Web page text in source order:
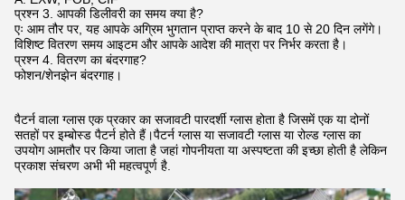
प्रश्न 3. आपकी डिलीवरी का समय क्या है?
एः आम तौर पर, यह आपके अग्रिम भुगतान प्राप्त करने के बाद 10 से 20 दिन लगेंगे।
विशिष्ट वितरण समय आइटम और आपके आदेश की मात्रा पर निर्भर करता है।
प्रश्न 4. वितरण का बंदरगाह?
फोशन/शेनझेन बंदरगाह।
पैटर्न वाला ग्लास एक प्रकार का सजावटी पारदर्शी ग्लास होता है जिसमें एक या दोनों
सतहों पर इम्बोस्ड पैटर्न होते हैं।पैटर्न ग्लास या सजावटी ग्लास या रोल्ड ग्लास का
उपयोग आमतौर पर किया जाता है जहां गोपनीयता या अस्पष्टता की इच्छा होती है लेकिन
प्रकाश संचरण अभी भी महत्वपूर्ण है.